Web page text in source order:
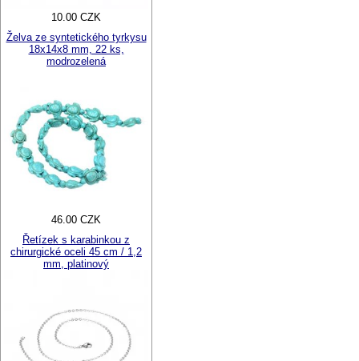
10.00 CZK
Želva ze syntetického tyrkysu
18x14x8 mm, 22 ks,
modrozelená
46.00 CZK
Řetízek s karabinkou z
chirurgické oceli 45 cm / 1,2
mm, platinový